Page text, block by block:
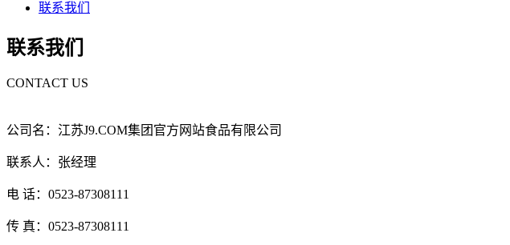
联系我们
联系我们
CONTACT US
公司名：江苏J9.COM集团官方网站食品有限公司
联系人：张经理
电 话：0523-87308111
传 真：0523-87308111